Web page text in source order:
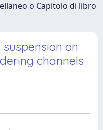
o Capitolo di libro
on
channels